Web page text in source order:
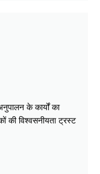
के कार्यों का
की विश्‍वसनीयता ट्रस्ट